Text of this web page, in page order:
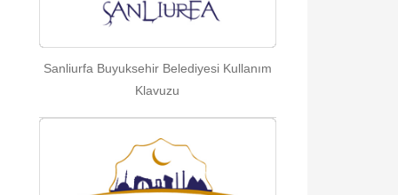
Sanliurfa Buyuksehir Belediyesi Kullanım
Klavuzu